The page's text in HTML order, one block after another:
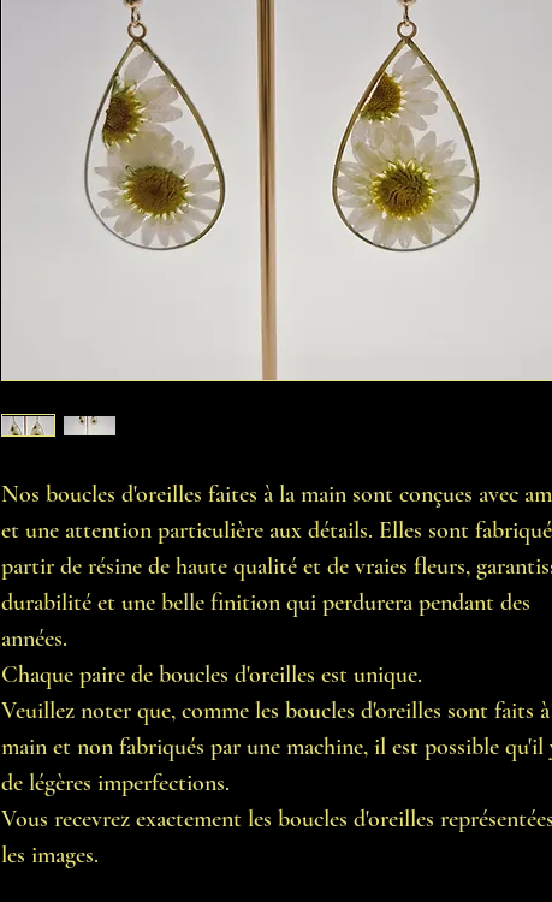
Nos boucles d'oreilles faites à la main sont conçues avec
et une attention particulière aux détails. Elles sont
partir de résine de haute qualité et de vraies fleurs,
durabilité et une belle finition qui perdurera pendant des
années.
Chaque paire de boucles d'oreilles est unique.
Veuillez noter que, comme les boucles d'oreilles sont faits
main et non fabriqués par une machine, il est possible qu'il
de légères imperfections.
Vous recevrez exactement les boucles d'oreilles
les images.